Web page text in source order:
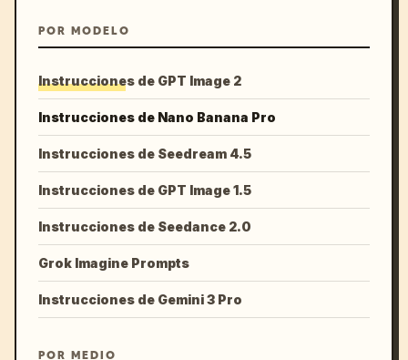
POR MODELO
Instrucciones de GPT Image 2
Instrucciones de Nano Banana Pro
Instrucciones de Seedream 4.5
Instrucciones de GPT Image 1.5
Instrucciones de Seedance 2.0
Grok Imagine Prompts
Instrucciones de Gemini 3 Pro
POR MEDIO